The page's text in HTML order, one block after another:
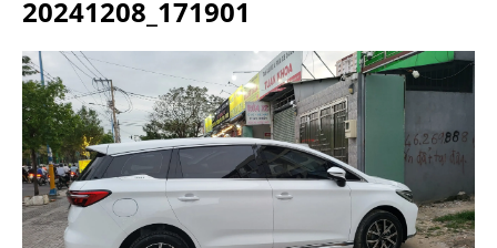
20241208_171901